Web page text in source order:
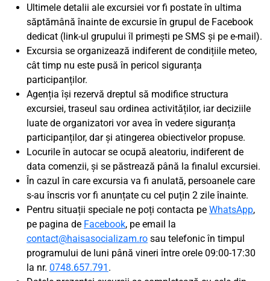
Ultimele detalii ale excursiei vor fi postate în ultima
săptămână înainte de excursie în grupul de Facebook
dedicat (link-ul grupului îl primești pe SMS și pe e-mail).
Excursia se organizează indiferent de condițiile meteo,
cât timp nu este pusă în pericol siguranța
participanților.
Agenția își rezervă dreptul să modifice structura
excursiei, traseul sau ordinea activităților, iar deciziile
luate de organizatori vor avea în vedere siguranța
participanților, dar și atingerea obiectivelor propuse.
Locurile în autocar se ocupă aleatoriu, indiferent de
data comenzii, și se păstrează până la finalul excursiei.
În cazul în care excursia va fi anulată, persoanele care
s-au înscris vor fi anunțate cu cel puțin 2 zile înainte.
Pentru situații speciale ne poți contacta pe WhatsApp,
pe pagina de Facebook, pe email la
contact@haisasocializam.ro sau telefonic în timpul
programului de luni până vineri între orele 09:00-17:30
la nr. 0748.657.791 .